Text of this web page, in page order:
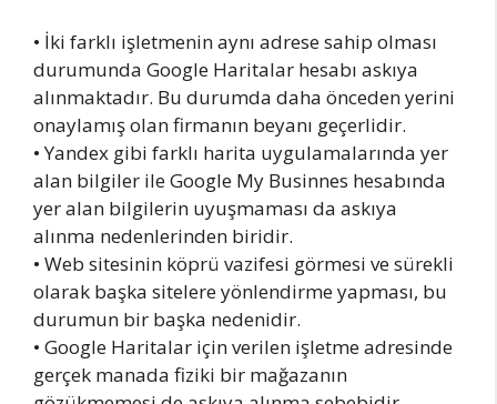
• İki farklı işletmenin aynı adrese sahip olması
durumunda Google Haritalar hesabı askıya
alınmaktadır. Bu durumda daha önceden yerini
onaylamış olan firmanın beyanı geçerlidir.
• Yandex gibi farklı harita uygulamalarında yer
alan bilgiler ile Google My Businnes hesabında
yer alan bilgilerin uyuşmaması da askıya
alınma nedenlerinden biridir.
• Web sitesinin köprü vazifesi görmesi ve sürekli
olarak başka sitelere yönlendirme yapması, bu
durumun bir başka nedenidir.
• Google Haritalar için verilen işletme adresinde
gerçek manada fiziki bir mağazanın